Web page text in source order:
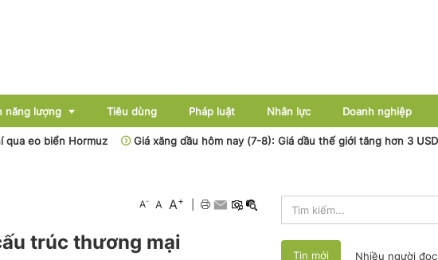
năng lượng
sản
Tiêu dùng Pháp luật Nhân lực Doanh nghiệp
eo biển Hormuz Giá xăng dầu hôm nay (7-8): Giá dầu thế giới tăng hơn 3 USD
A- A A+
trúc thương mại
Tin mới Nhiều người đọc